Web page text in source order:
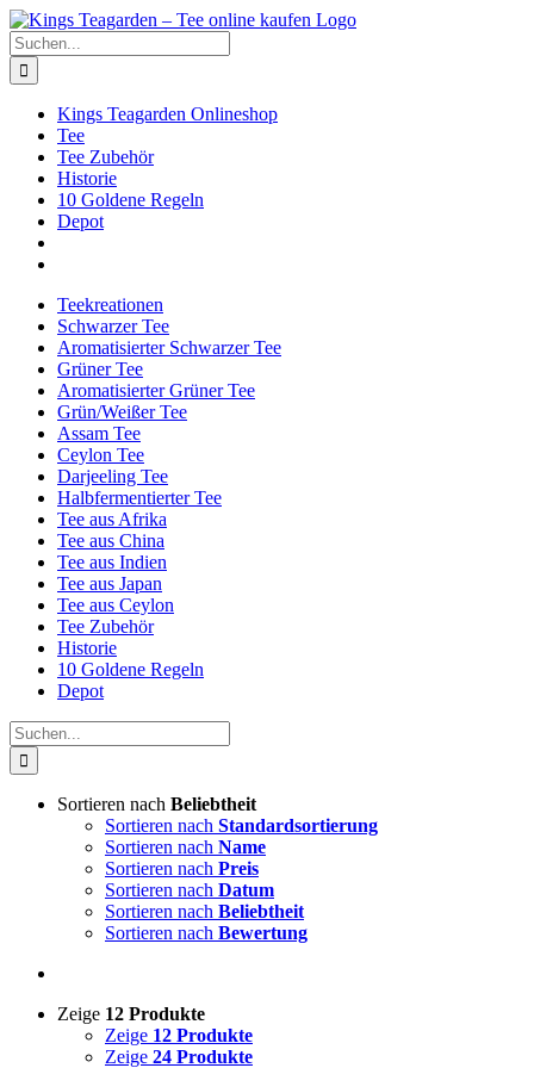
Zum
Inhalt
springen
Facebook
X
Instagram
Pinterest
Suche
nach:
Kings Teagarden Onlineshop
Tee
Tee Zubehör
Historie
10 Goldene Regeln
Depot
Teekreationen
Schwarzer Tee
Aromatisierter Schwarzer Tee
Grüner Tee
Aromatisierter Grüner Tee
Grün/Weißer Tee
Assam Tee
Ceylon Tee
Darjeeling Tee
Halbfermentierter Tee
Tee aus Afrika
Tee aus China
Tee aus Indien
Tee aus Japan
Tee aus Ceylon
Tee Zubehör
Historie
10 Goldene Regeln
Depot
Suche
nach:
Sortieren nach Beliebtheit
Sortieren nach Standardsortierung
Sortieren nach Name
Sortieren nach Preis
Sortieren nach Datum
Sortieren nach Beliebtheit
Sortieren nach Bewertung
Zeige 12 Produkte
Zeige 12 Produkte
Zeige 24 Produkte